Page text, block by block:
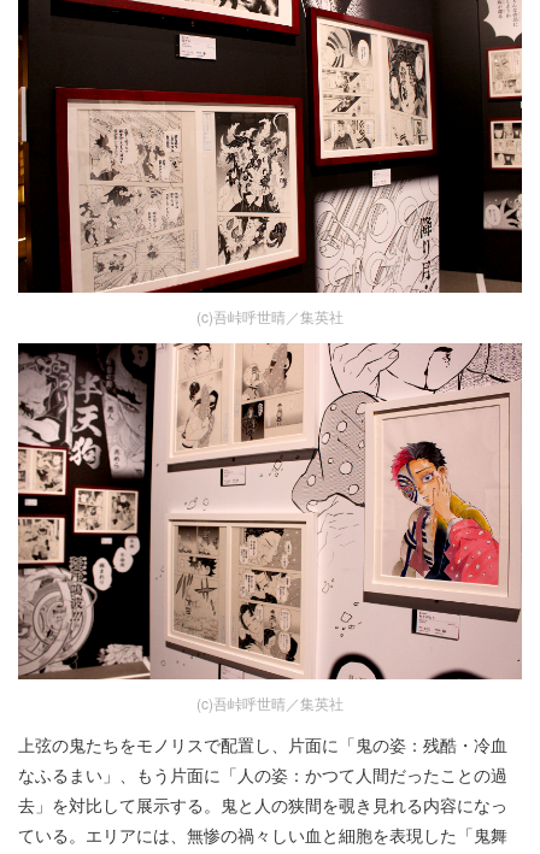
(c)吾峠呼世晴／集英社
(c)吾峠呼世晴／集英社
上弦の鬼たちをモノリスで配置し、片面に「鬼の姿：残酷・冷血
なふるまい」、もう片面に「人の姿：かつて人間だったことの過
去」を対比して展示する。鬼と人の狭間を覗き見れる内容になっ
ている。エリアには、無惨の禍々しい血と細胞を表現した「鬼舞